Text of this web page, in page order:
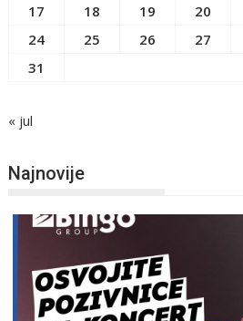
17
18 19 20
24
25 26 27
31
« jul
Najnovije